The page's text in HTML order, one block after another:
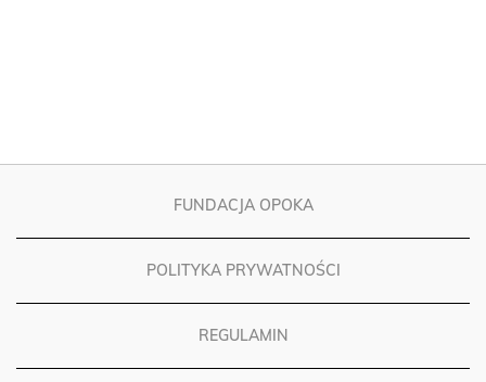
FUNDACJA OPOKA